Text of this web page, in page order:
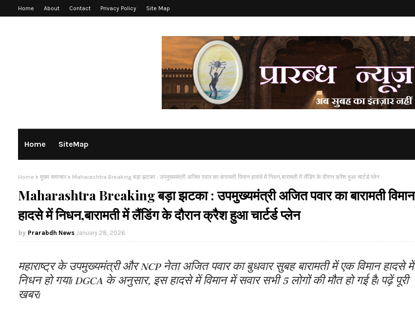
Home About Contact Privacy Policy Site Map
Home SiteMap
Home मुख्य समाचार Maharashtra Breaking बड़ा झटका : उपमुख्यमंत्री अजित पवार का बारामती विमान हादसे में निधन,बारामती में लैंडिंग के दौरान क्रैश हुआ चार्टर्ड प्लेन
Maharashtra Breaking बड़ा झटका : उपमुख्यमंत्री अजित पवार का बारामती विमान
हादसे में निधन,बारामती में लैंडिंग के दौरान क्रैश हुआ चार्टर्ड प्लेन
Prarabdh News January 28, 2026
महाराष्ट्र के उपमुख्यमंत्री और NCP नेता अजित पवार का बुधवार सुबह बारामती में एक विमान हादसे में
निधन हो गया। DGCA के अनुसार, इस हादसे में विमान में सवार सभी 5 लोगों की मौत हो गई है। पढ़ें पूरी
खबर।